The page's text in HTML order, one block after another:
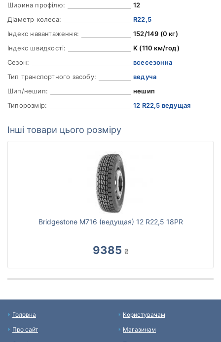
Ширина профілю:
12
Діаметр колеса:
R22,5
Індекс навантаження:
152/149 (0 кг)
Індекс швидкості:
K (110 км/год)
Сезон:
всесезонна
Тип транспортного засобу:
ведуча
Шип/нешип:
нешип
Типорозмір:
12 R22,5 ведущая
Інші товари цього розміру
Bridgestone M716 (ведущая) 12 R22,5 18PR
9385 ₴
Головна
Про сайт
Користувачам
Магазинам